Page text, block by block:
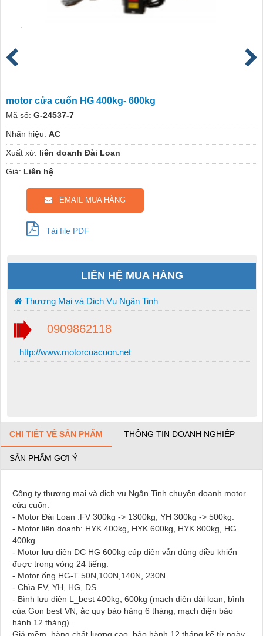
motor cửa cuốn HG 400kg- 600kg
Mã số: G-24537-7
Nhãn hiệu: AC
Xuất xứ: liên doanh Đài Loan
Giá: Liên hệ
EMAIL MUA HÀNG
Tải file PDF
LIÊN HỆ MUA HÀNG
Thương Mại và Dịch Vụ Ngân Tinh
0909862118
http://www.motorcuacuon.net
CHI TIẾT VỀ SẢN PHẨM THÔNG TIN DOANH NGHIỆP
SẢN PHẨM GỢI Ý
Công ty thương mại và dịch vụ Ngân Tinh chuyên doanh motor
cửa cuốn:
- Motor Đài Loan :FV 300kg -> 1300kg, YH 300kg -> 500kg.
- Motor liên doanh: HYK 400kg, HYK 600kg, HYK 800kg, HG
400kg.
- Motor lưu điện DC HG 600kg cúp điện vẫn dùng điều khiển
được trong vòng 24 tiếng.
- Motor ống HG-T 50N,100N,140N, 230N
- Chìa FV, YH, HG, DS.
- Bình lưu điện L_best 400kg, 600kg (mạch điện đài loan, bình
của Gon best VN, ắc quy bảo hàng 6 tháng, mạch điện bảo
hành 12 tháng).
Giá mềm, hàng chất lượng cao, bảo hành 12 tháng kể từ ngày